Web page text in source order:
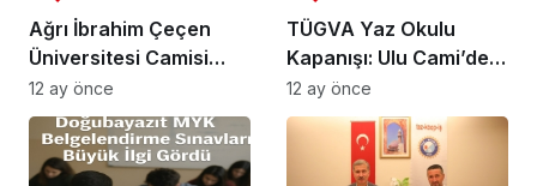
Ağrı İbrahim Çeçen
Üniversitesi Camisi
Gece Işıkları
12 ay önce
TÜGVA Yaz Okulu
Kapanışı: Ulu Cami’de
Coşku Dolu Anlar
12 ay önce